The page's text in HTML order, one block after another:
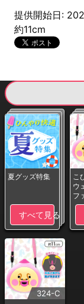
提供開始日:
約11cm
夏グッズ特集
すべて見る
こ
ウ
フ
324-C